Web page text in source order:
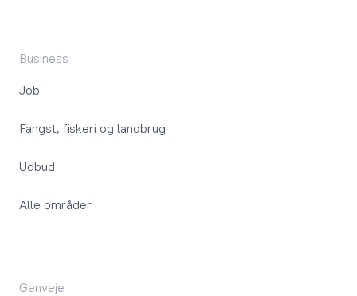
Business
Job
Fangst, fiskeri og landbrug
Udbud
Alle områder
Genveje